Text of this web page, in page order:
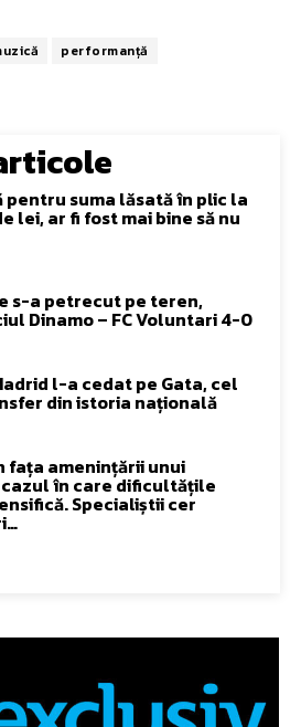
performanță
suma lăsată în plic la
lei, ar fi fost mai bine să nu
s-a petrecut pe teren,
Dinamo – FC Voluntari 4-0
l-a cedat pe Gata, cel
din istoria națională
fața amenințării unui
în care dificultățile
Specialiștii cer